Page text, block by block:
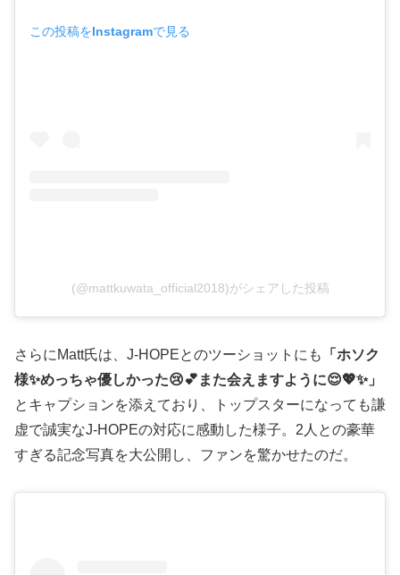
この投稿をInstagramで見る
(@mattkuwata_official2018)がシェアした投稿
さらにMatt氏は、J-HOPEとのツーショットにも
「ホソク
様✨めっちゃ優しかった😢💕また会えますように😌💖✨」
とキャプションを添えており、トップスターになっても謙
虚で誠実なJ-HOPEの対応に感動した様子。2人との豪華
すぎる記念写真を大公開し、ファンを驚かせたのだ。